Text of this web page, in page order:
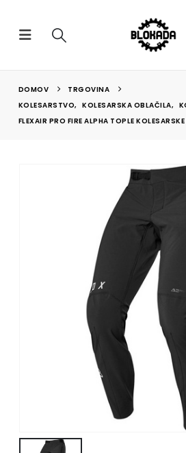
DOMOV
TRGOVINA
KOLESARSTVO, KOLESARSKA OBLAČILA,
FLEXAIR PRO FIRE ALPHA TOPLE